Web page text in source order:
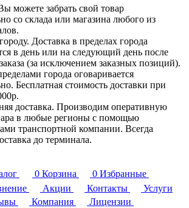
можете забрать свой товар
со склада или магазина любого из
Доставка в пределах города
в день или на следующий день после
(за исключением заказных позиций).
города оговаривается
Бесплатная стоимость доставки при
доставка. Производим оперативную
в любые регионы с помощью
транспортной компании. Всегда
до терминала.
0 Корзина 0 Избранные
Акции Контакты
Услуги
Компания
Лицензии